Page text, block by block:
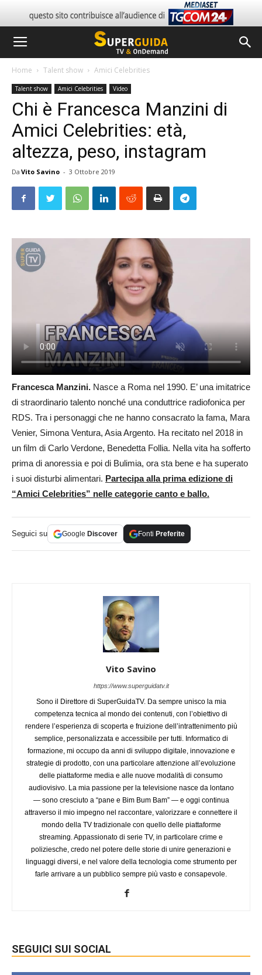
Home Talent show Amici Celebrities
Talent show Amici Celebrities Video
Chi è Francesca Manzini di
Amici Celebrities: età,
altezza, peso, instagram
Da Vito Savino - 3 Ottobre 2019
Francesca Manzini. Nasce a Roma nel 1990. E’ una imitatrice
di straordinario talento nonché una conduttrice radiofonica per
RDS. Tra i personaggi che ne hanno consacrato la fama, Mara
Venier, Simona Ventura, Asia Argento. Ha recitato nel 2018 in
un film di Carlo Verdone, Benedetta Follia. Nella vita ha sofferto
prima di anoressia e poi di Bulimia, ora sta bene e ha superato
i suoi disturbi alimentari. Partecipa alla prima edizione di
“Amici Celebrities” nelle categorie canto e ballo.
Seguici su Google Discover Fonti Preferite
Vito Savino
https://www.superguidatv.it
Sono il Direttore di SuperGuidaTV. Da sempre unisco la mia
competenza tecnica al mondo dei contenuti, con l’obiettivo di
rendere l’esperienza di scoperta e fruizione dell’intrattenimento più
semplice, personalizzata e accessibile per tutti. Informatico di
formazione, mi occupo da anni di sviluppo digitale, innovazione e
strategie di prodotto, con una particolare attenzione all’evoluzione
delle piattaforme media e alle nuove modalità di consumo
audiovisivo. La mia passione per la televisione nasce da lontano
— sono cresciuto a “pane e Bim Bum Bam” — e oggi continua
attraverso il mio impegno nel raccontare, valorizzare e connettere il
mondo della TV tradizionale con quello delle piattaforme
streaming. Appassionato di serie TV, in particolare crime e
poliziesche, credo nel potere delle storie di unire generazioni e
linguaggi diversi, e nel valore della tecnologia come strumento per
farle arrivare a un pubblico sempre più vasto e consapevole.
SEGUICI SUI SOCIAL